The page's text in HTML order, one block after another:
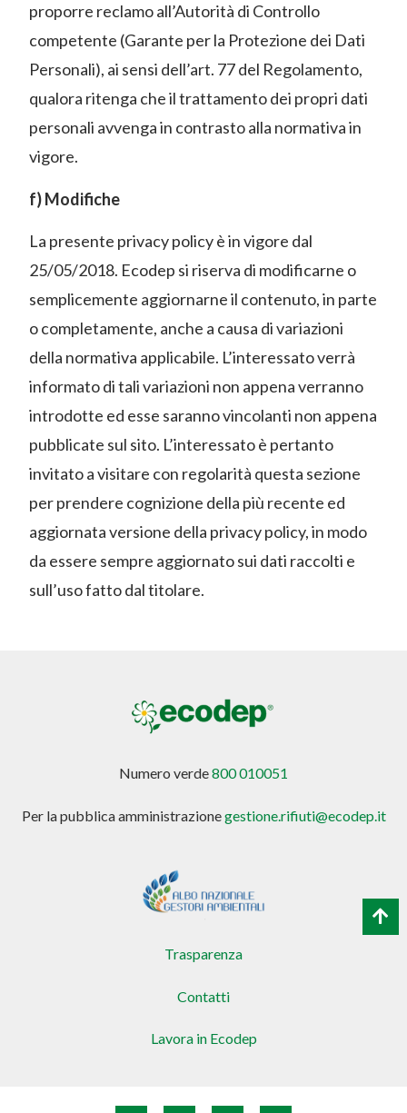
proporre reclamo all’Autorità di Controllo
competente (Garante per la Protezione dei Dati
Personali), ai sensi dell’art. 77 del Regolamento,
qualora ritenga che il trattamento dei propri dati
personali avvenga in contrasto alla normativa in
vigore.
f) Modifiche
La presente privacy policy è in vigore dal
25/05/2018. Ecodep si riserva di modificarne o
semplicemente aggiornarne il contenuto, in parte
o completamente, anche a causa di variazioni
della normativa applicabile. L’interessato verrà
informato di tali variazioni non appena verranno
introdotte ed esse saranno vincolanti non appena
pubblicate sul sito. L’interessato è pertanto
invitato a visitare con regolarità questa sezione
per prendere cognizione della più recente ed
aggiornata versione della privacy policy, in modo
da essere sempre aggiornato sui dati raccolti e
sull’uso fatto dal titolare.
Numero verde800 010051
Per la pubblica amministrazionegestione.rifiuti@ecodep.it
Trasparenza
Contatti
Lavora in Ecodep